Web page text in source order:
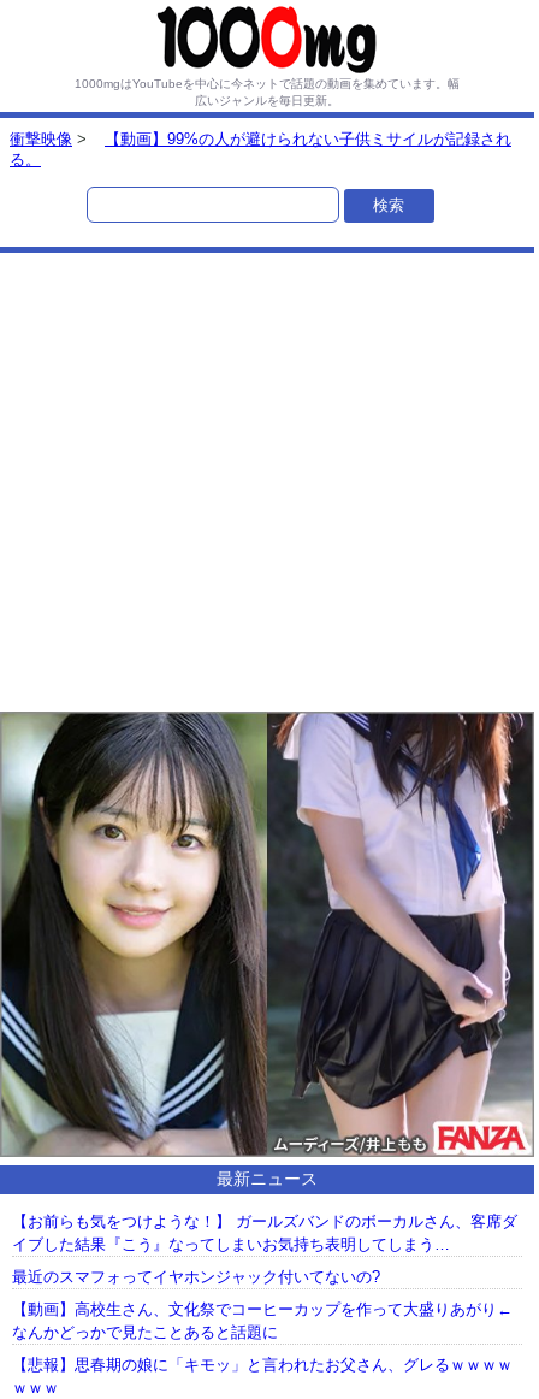
1000mgはYouTubeを中心に今ネットで話題の動画を集めています。 幅
広いジャンルを毎日更新。
衝撃映像 >
【動画】99%の人が避けられない子供ミサイルが記録され
る。
最新ニュース
【お前らも気をつけような！】 ガールズバンドのボーカルさん、客席ダ
イブした結果『こう』なってしまいお気持ち表明してしまう…
最近のスマフォってイヤホンジャック付いてないの?
【動画】高校生さん、文化祭でコーヒーカップを作って大盛りあがり←
なんかどっかで見たことあると話題に
【悲報】思春期の娘に「キモッ」と言われたお父さん、グレるｗｗｗｗ
ｗｗｗ